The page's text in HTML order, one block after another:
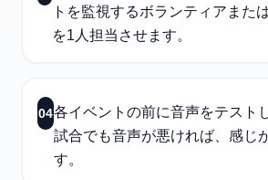
トを監視するボランティアまた
を1人担当させます。
04各イベントの前に音声をテスト
試合でも音声が悪ければ、感じ
す。